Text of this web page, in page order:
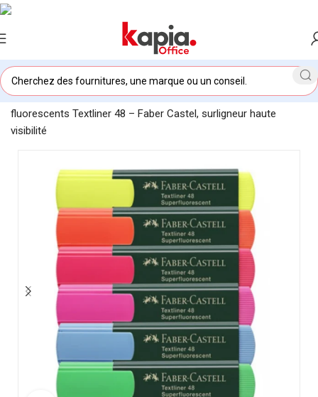
Accueil/KAPIA OFFICE MAROC/Boite de 10 Marqueurs
fluorescents Textliner 48 – Faber Castel, surligneur haute
visibilité